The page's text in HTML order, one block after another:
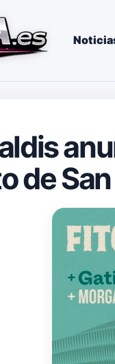
de